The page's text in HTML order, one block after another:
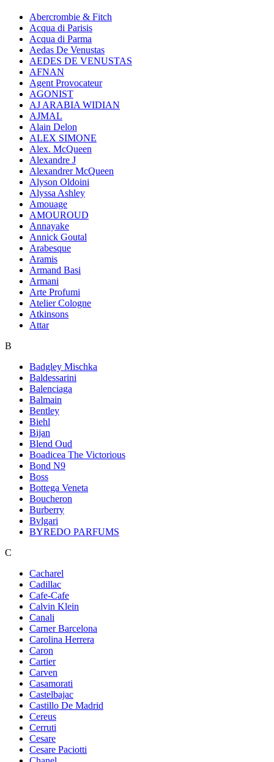
Abercrombie & Fitch
Acqua di Parisis
Acqua di Parma
Aedas De Venustas
AEDES DE VENUSTAS
AFNAN
Agent Provocateur
AGONIST
AJ ARABIA WIDIAN
AJMAL
Alain Delon
ALEX SIMONE
Alex. McQueen
Alexandre J
Alexandrer McQueen
Alyson Oldoini
Alyssa Ashley
Amouage
AMOUROUD
Annayake
Annick Goutal
Arabesque
Aramis
Armand Basi
Armani
Arte Profumi
Atelier Cologne
Atkinsons
Attar
B
Badgley Mischka
Baldessarini
Balenciaga
Balmain
Bentley
Biehl
Bijan
Blend Oud
Boadicea The Victorious
Bond N9
Boss
Bottega Veneta
Boucheron
Burberry
Bvlgari
BYREDO PARFUMS
C
Cacharel
Cadillac
Cafe-Cafe
Calvin Klein
Canali
Carner Barcelona
Carolina Herrera
Caron
Cartier
Carven
Casamorati
Castelbajac
Castillo De Madrid
Cereus
Cerruti
Cesare
Cesare Paciotti